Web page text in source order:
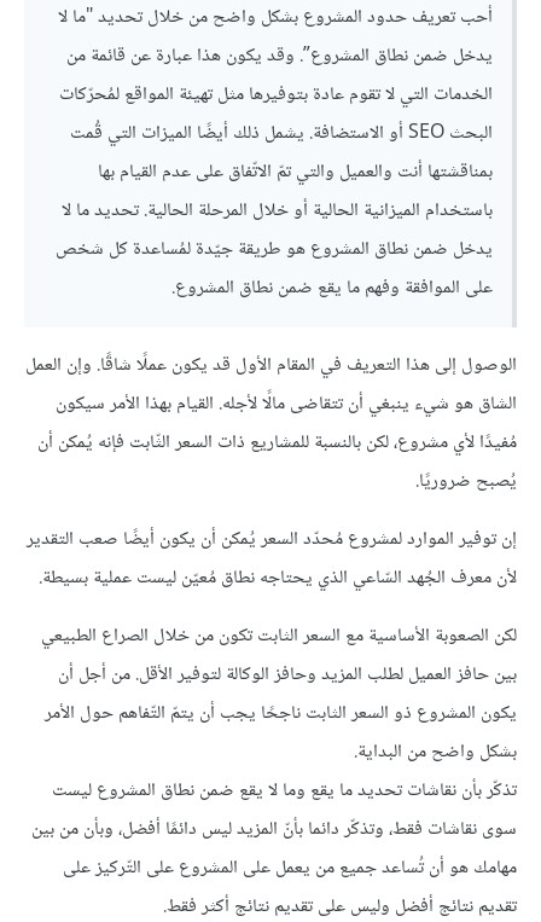
أحب تعريف حدود المشروع بشكل واضح من خلال تحديد "ما لا
يدخل ضمن نطاق المشروع”. وقد يكون هذا عبارة عن قائمة من
الخدمات التي لا تقوم عادة بتوفيرها مثل تهيئة المواقع لمُحرّكات
البحث SEO أو الاستضافة. يشمل ذلك أيضًا الميزات التي قُمت
بمناقشتها أنت والعميل والتي تمّ الاتّفاق على عدم القيام بها
باستخدام الميزانية الحالية أو خلال المرحلة الحالية. تحديد ما لا
يدخل ضمن نطاق المشروع هو طريقة جيّدة لمُساعدة كل شخص
على الموافقة وفهم ما يقع ضمن نطاق المشروع.
الوصول إلى هذا التعريف في المقام الأول قد يكون عملًا شاقًا. وإن العمل
الشاق هو شيء ينبغي أن تتقاضى مالًا لأجله. القيام بهذا الأمر سيكون
مُفيدًا لأي مشروع، لكن بالنسبة للمشاريع ذات السعر الثّابت فإنه يُمكن أن
يُصبح ضروريًا.
إن توفير الموارد لمشروع مُحدّد السعر يُمكن أن يكون أيضًا صعب التقدير
لأن معرف الجُهد السّاعي الذي يحتاجه نطاق مُعيّن ليست عملية بسيطة.
لكن الصعوبة الأساسية مع السعر الثابت تكون من خلال الصراع الطبيعي
بين حافز العميل لطلب المزيد وحافز الوكالة لتوفير الأقل. من أجل أن
يكون المشروع ذو السعر الثابت ناجحًا يجب أن يتمّ التّفاهم حول الأمر
بشكل واضح من البداية.
تذكّر بأن نقاشات تحديد ما يقع وما لا يقع ضمن نطاق المشروع ليست
سوى نقاشات فقط، وتذكّر دائما بأنّ المزيد ليس دائمًا أفضل، وبأن من بين
مهامك هو أن تُساعد جميع من يعمل على المشروع على التّركيز على
تقديم نتائج أفضل وليس على تقديم نتائج أكثر فقط.